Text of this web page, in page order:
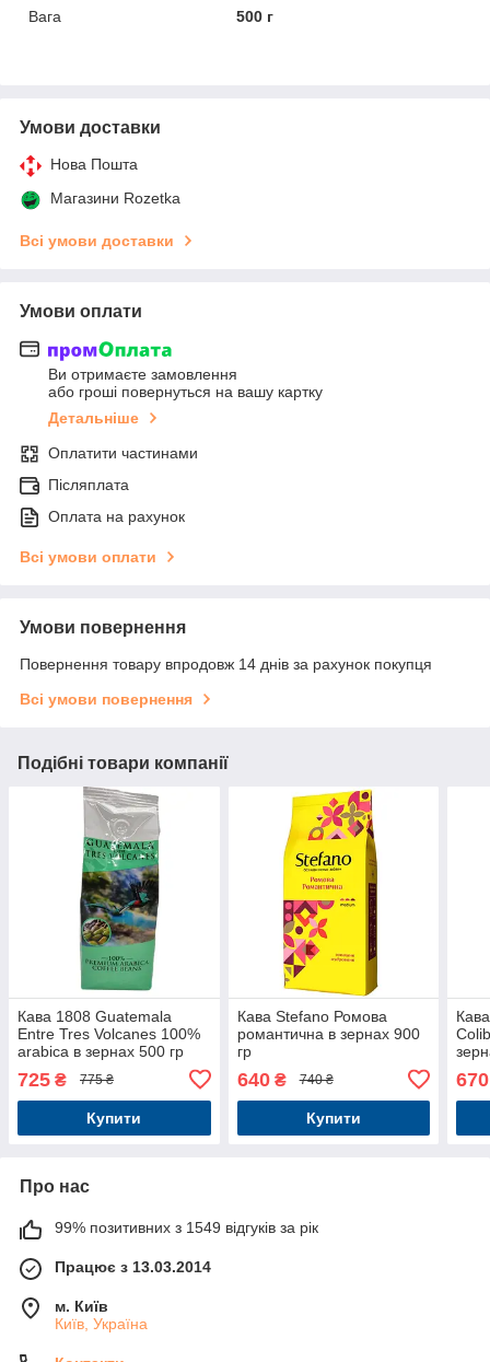
Вага
500 г
Умови доставки
Нова Пошта
Магазини Rozetka
Всі умови доставки
Умови оплати
Ви отримаєте замовлення
або гроші повернуться на вашу картку
Детальніше
Оплатити частинами
Післяплата
Оплата на рахунок
Всі умови оплати
Умови повернення
Повернення товару впродовж 14 днів за рахунок покупця
Всі умови повернення
Подібні товари компанії
Кава 1808 Guatemala
Entre Tres Volcanes 100%
arabica в зернах 500 гр
725 ₴ 775 ₴
Купити
Кава Stefano Ромова
романтична в зернах 900
гр
640₴ 740 ₴
Купити
670
Про нас
99% позитивних з 1549 відгуків за рік
Працює з 13.03.2014
м. Київ
Київ, Україна